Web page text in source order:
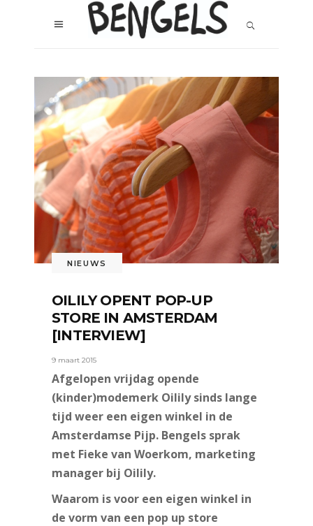
NIEUWS
OILILY OPENT POP-UP
STORE IN AMSTERDAM
[INTERVIEW]
9 maart 2015
Afgelopen vrijdag opende
(kinder)modemerk Oilily sinds lange
tijd weer een eigen winkel in de
Amsterdamse Pijp. Bengels sprak
met Fieke van Woerkom, marketing
manager bij Oilily.
Waarom is voor een eigen winkel in
de vorm van een pop up store